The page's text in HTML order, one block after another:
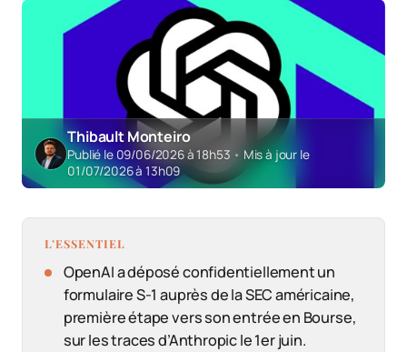
Thibault Monteiro
Publié le 09/06/2026 à 18h53 • Mis à jour le
01/07/2026 à 13h09
L’ESSENTIEL
OpenAI a déposé confidentiellement un
formulaire S-1 auprès de la SEC américaine,
première étape vers son entrée en Bourse,
sur les traces d’Anthropic le 1er juin.